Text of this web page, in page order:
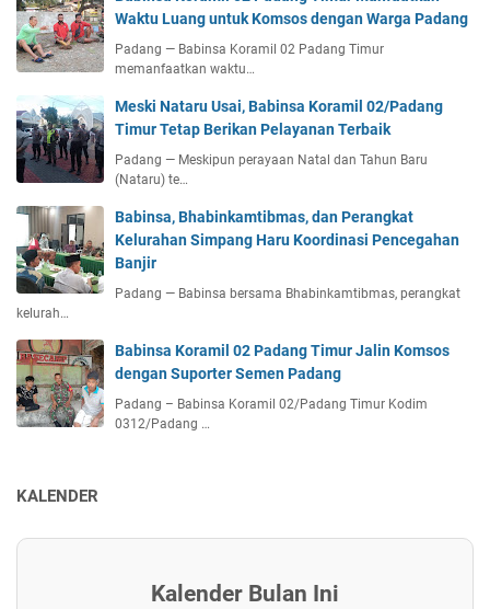
Waktu Luang untuk Komsos dengan Warga Padang
Padang — Babinsa Koramil 02 Padang Timur
memanfaatkan waktu…
Meski Nataru Usai, Babinsa Koramil 02/Padang
Timur Tetap Berikan Pelayanan Terbaik
Padang — Meskipun perayaan Natal dan Tahun Baru
(Nataru) te…
Babinsa, Bhabinkamtibmas, dan Perangkat
Kelurahan Simpang Haru Koordinasi Pencegahan
Banjir
Padang — Babinsa bersama Bhabinkamtibmas, perangkat
kelurah…
Babinsa Koramil 02 Padang Timur Jalin Komsos
dengan Suporter Semen Padang
Padang – Babinsa Koramil 02/Padang Timur Kodim
0312/Padang …
KALENDER
Kalender Bulan Ini